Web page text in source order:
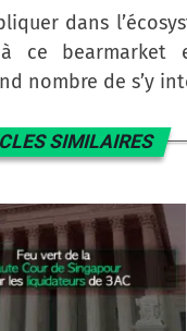
dans
ce bearmarket
nombre de s’y
SIMILAIRES